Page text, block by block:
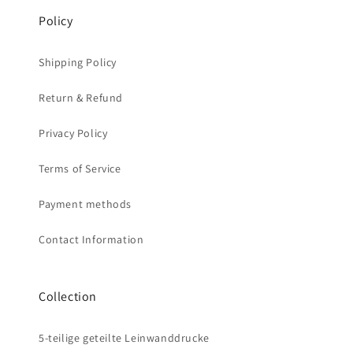
Policy
Shipping Policy
Return & Refund
Privacy Policy
Terms of Service
Payment methods
Contact Information
Collection
5-teilige geteilte Leinwanddrucke